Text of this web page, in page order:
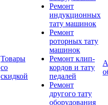
Товары
со
скидкой
Ремонт
индукционных
тату машинок
Ремонт
роторных тату
машинок
Ремонт клип-
кордов и тату
педалей
Ремонт
другого тату
оборудования